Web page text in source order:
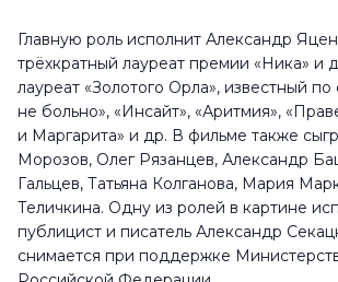
Главную роль исполнит Александр
трёхкратный лауреат премии «Ника» и
лауреат «Золотого Орла», известный
не больно», «Инсайт», «Аритмия»,
и Маргарита» и др. В фильме также
Морозов, Олег Рязанцев, Александр
Гальцев, Татьяна Колганова, Мария
Теличкина. Одну из ролей в картине
публицист и писатель Александр
снимается при поддержке